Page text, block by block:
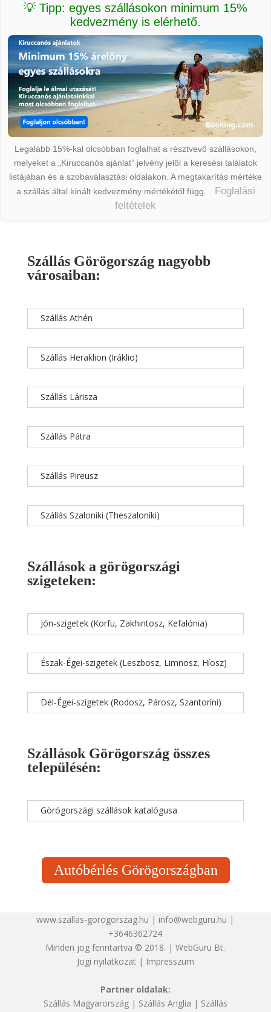
💡 Tipp: egyes szállásokon minimum 15%
kedvezmény is elérhető.
Legalább 15%-kal olcsóbban foglalhat a résztvevő szállásokon,
melyeket a „Kiruccanós ajánlat” jelvény jelöl a keresési találatok
listájában és a szobaválasztási oldalakon. A megtakarítás mértéke
a szállás által kínált kedvezmény mértékétől függ.
Foglalási
feltételek
Szállás Görögország nagyobb
városaiban:
Szállás Athén
Szállás Heraklion (Iráklio)
Szállás Lárisza
Szállás Pátra
Szállás Pireusz
Szállás Szaloniki (Theszaloníki)
Szállások a görögországi
szigeteken:
Jón-szigetek (Korfu, Zakhintosz, Kefalónia)
Észak-Égei-szigetek (Leszbosz, Limnosz, Híosz)
Dél-Égei-szigetek (Rodosz, Párosz, Szantoríni)
Szállások Görögország összes
településén:
Görögországi szállások katalógusa
Autóbérlés Görögországban
www.szallas-gorogorszag.hu | info@webguru.hu |
+3646362724
Minden jog fenntartva © 2018. | WebGuru Bt.
Jogi nyilatkozat| Impresszum
Partner oldalak:
Szállás Magyarország| Szállás Anglia | Szállás